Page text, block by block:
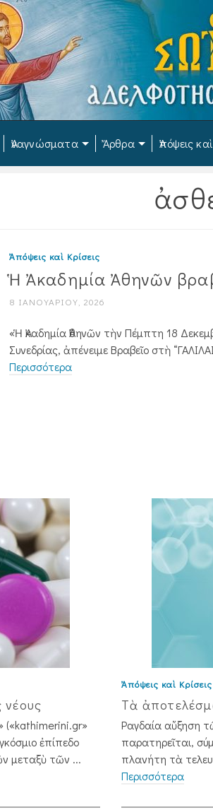
Ἀναγνώσματα Ἄρθρα Ἀπόψεις
Ἀπόψεις καὶ Κρίσεις
Ἡ Ἀκαδημία Ἀθηνῶν
8 ΙΑΝΟΥΑΡΊΟΥ, 2026
«Ἡ Ἀκαδημία Ἀθηνῶν τὴν Πέμπτη 18
Συνεδρίας, ἀπένειμε Βραβεῖο στὴ
Περισσότερα
(«kathimerini.gr»
ἐπίπεδο
μεταξὺ τῶν ...
Ἀπόψεις καὶ Κρίσεις
Τὰ
Ραγδαία αὔξηση
παρατηρεῖται,
πλανήτη τὰ
Περισσότερα